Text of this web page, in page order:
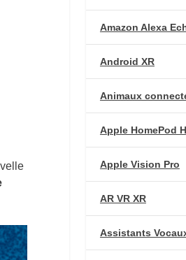
Amazon Alexa
Android XR
Animaux
Apple HomePod
Apple Vision Pro
AR VR XR
Assistants